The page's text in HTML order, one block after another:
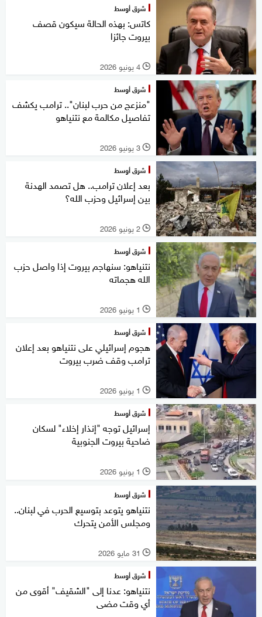
شرق أوسط
كاتس: بهذه الحالة سيكون قصف
بيروت جائزا
l 4 يونيو 2026
شرق أوسط
"منزعج من حرب لبنان".. ترامب يكشف
تفاصيل مكالمة مع نتنياهو
l 3 يونيو 2026
شرق أوسط
بعد إعلان ترامب.. هل تصمد الهدنة
بين إسرائيل وحزب الله؟
l 2 يونيو 2026
شرق أوسط
نتنياهو: سنهاجم بيروت إذا واصل حزب
الله هجماته
l 1 يونيو 2026
شرق أوسط
هجوم إسرائيلي على نتنياهو بعد إعلان
ترامب وقف ضرب بيروت
l 1 يونيو 2026
شرق أوسط
إسرائيل توجه "إنذار إخلاء" لسكان
ضاحية بيروت الجنوبية
l 1 يونيو 2026
شرق أوسط
نتنياهو يتوعد بتوسيع الحرب في لبنان..
ومجلس الأمن يتحرك
l 31 مايو 2026
شرق أوسط
نتنياهو: عدنا إلى "الشقيف" أقوى من
أي وقت مضى